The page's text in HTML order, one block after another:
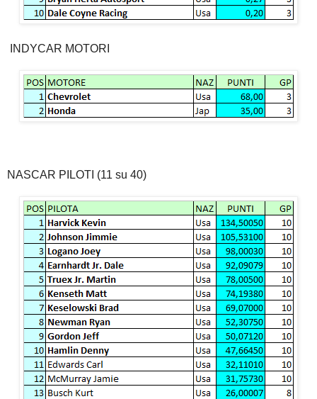
INDYCAR MOTORI
NASCAR PILOTI (11 su 40)